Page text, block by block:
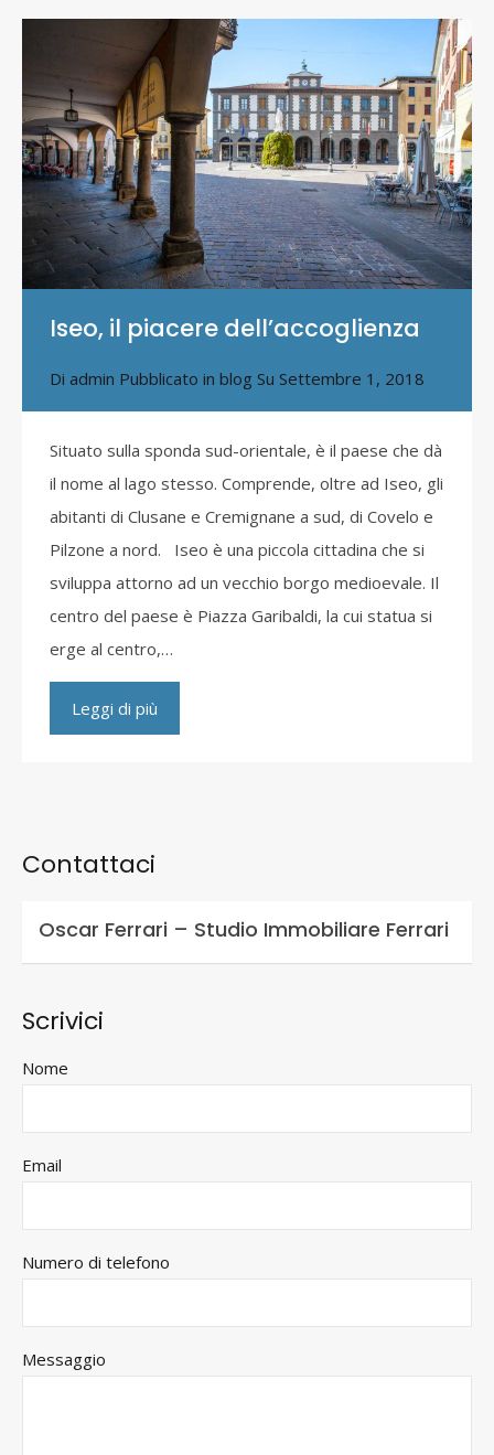
Iseo, il piacere dell’accoglienza
Di admin Pubblicato in blog Su Settembre 1, 2018
Situato sulla sponda sud-orientale, è il paese che dà
il nome al lago stesso. Comprende, oltre ad Iseo, gli
abitanti di Clusane e Cremignane a sud, di Covelo e
Pilzone a nord. Iseo è una piccola cittadina che si
sviluppa attorno ad un vecchio borgo medioevale. Il
centro del paese è Piazza Garibaldi, la cui statua si
erge al centro,…
Leggi di più
Contattaci
Oscar Ferrari – Studio Immobiliare Ferrari
Scrivici
Nome
Email
Numero di telefono
Messaggio